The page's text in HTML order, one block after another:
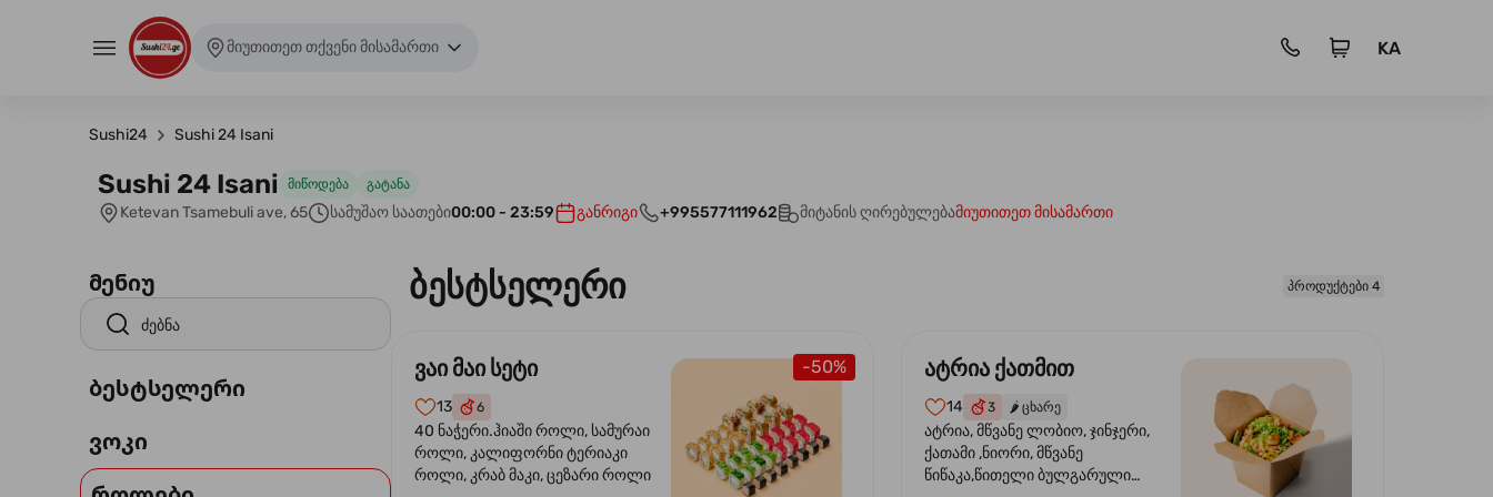
მიუთითეთ თქვენი მისამართი KA
Sushi24 Sushi 24 Isani
Sushi 24 Isani მიწოდება გატანა
Ketevan Tsamebuli ave, 65 სამუშაო საათები00:00 - 23:59 განრიგი +995577111962 მიტანის ღირებულებამიუთითეთ მისამართი
მენიუ
ბესტსელერი
ვოკი
ბესტსელერი პროდუქტები 4
-50%
ვაი მაი სეტი
13 6
40 ნაჭერი.ჰიაში როლი, სამურაი
როლი, კალიფორნი ტერიაკი
როლი, კრაბ მაკი, ცეზარი როლი
ატრია ქათმით
14 3 🌶️ ცხარე
ატრია, მწვანე ლობიო, ჯინჯერი,
ქათამი ,ნიორი, მწვანე
წიწაკა,წითელი ბულგარული